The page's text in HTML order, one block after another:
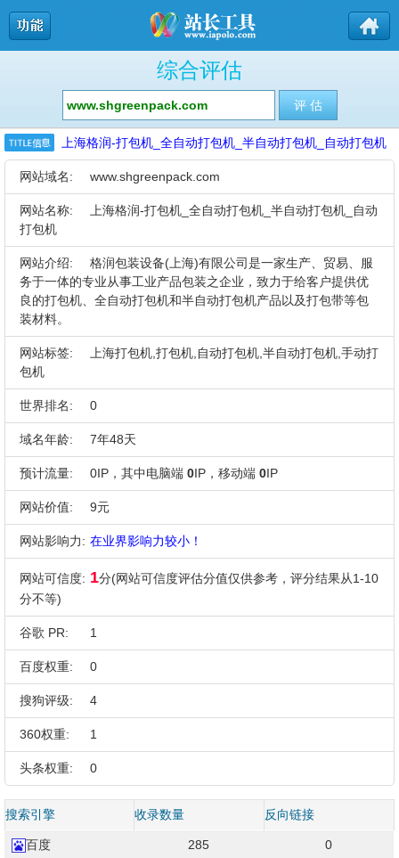
综合评估
上海格润-打包机_全自动打包机_半自动打包机_自动打包机
网站域名: www.shgreenpack.com
网站名称:
上海格润-打包机_全自动打包机_半自动打包机_自动
打包机
网站介绍:
格润包装设备(上海)有限公司是一家生产、贸易、服
务于一体的专业从事工业产品包装之企业，致力于给客户提供优
良的打包机、全自动打包机和半自动打包机产品以及打包带等包
装材料。
网站标签:
上海打包机,打包机,自动打包机,半自动打包机,手动打
包机
世界排名: 0
域名年龄: 7年48天
预计流量: 0IP，其中电脑端 0IP，移动端 0IP
网站价值: 9元
网站影响力: 在业界影响力较小！
网站可信度: 1分(网站可信度评估分值仅供参考，评分结果从1-10
分不等)
谷歌 PR: 1
百度权重: 0
搜狗评级: 4
360权重: 1
头条权重: 0
搜索引擎 收录数量 反向链接
百度 285 0